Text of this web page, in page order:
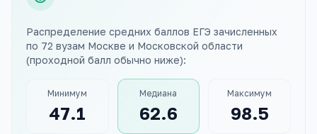
Распределение средних баллов ЕГЭ зачисленных
по 72 вузам Москве и Московской области
(проходной балл обычно ниже):
Минимум
47.1
Медиана
62.6
Максимум
98.5